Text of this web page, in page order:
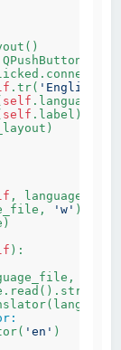
.tr( 'English'
self
self .label)
, language)
'w' ) as
) :
'en' )